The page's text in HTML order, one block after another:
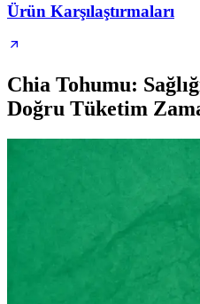
Ürün Karşılaştırmaları
Chia Tohumu:
Doğru Tüketim